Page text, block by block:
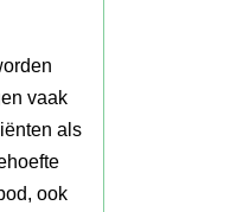
vaak
als
ook